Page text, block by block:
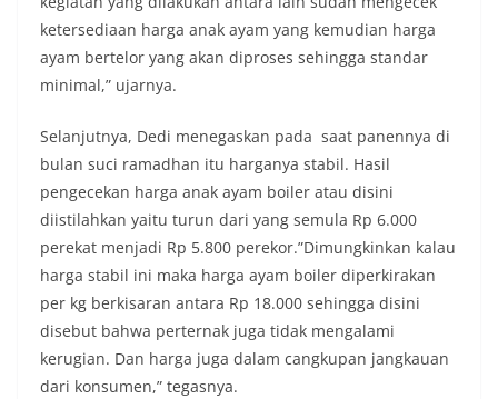
ketersediaan harga anak ayam yang kemudian harga
ayam bertelor yang akan diproses sehingga standar
minimal,” ujarnya.
Selanjutnya, Dedi menegaskan pada saat panennya di
bulan suci ramadhan itu harganya stabil. Hasil
pengecekan harga anak ayam boiler atau disini
diistilahkan yaitu turun dari yang semula Rp 6.000
perekat menjadi Rp 5.800 perekor.”Dimungkinkan kalau
harga stabil ini maka harga ayam boiler diperkirakan
per kg berkisaran antara Rp 18.000 sehingga disini
disebut bahwa perternak juga tidak mengalami
kerugian. Dan harga juga dalam cangkupan jangkauan
dari konsumen,” tegasnya.